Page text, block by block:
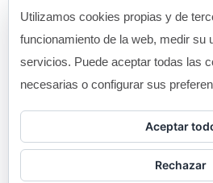
Gimnasios seguros frente al
Posted in by
Utilizamos cookies propias y de
funcionamiento de la web, medir su
servicios. Puede aceptar todas las
necesarias o configurar sus
Aceptar
Rechazar